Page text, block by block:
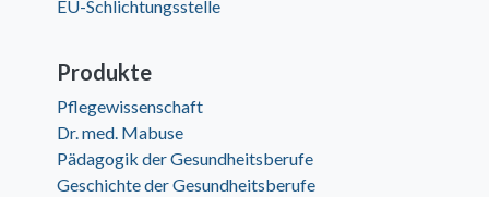
EU-Schlichtungsstelle
Produkte
Pflegewissenschaft
Dr. med. Mabuse
Pädagogik der Gesundheitsberufe
Geschichte der Gesundheitsberufe